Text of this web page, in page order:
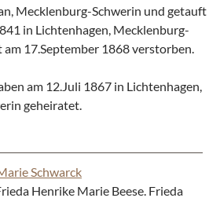
Mecklenburg-Schwerin und getauft
in Lichtenhagen, Mecklenburg-
am 17.September 1868 verstorben.
am 12.Juli 1867 in Lichtenhagen,
geheiratet.
Schwarck
Henrike Marie Beese. Frieda